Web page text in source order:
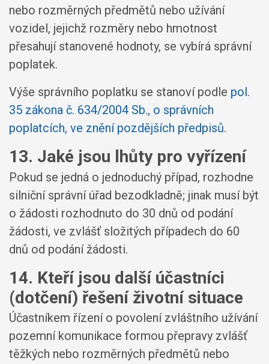
nebo rozměrných předmětů nebo užívání
vozidel, jejichž rozměry nebo hmotnost
přesahují stanovené hodnoty, se vybírá správní
poplatek.
Výše správního poplatku se stanoví podle pol.
35 zákona č. 634/2004 Sb., o správních
poplatcích, ve znění pozdějších předpisů.
13. Jaké jsou lhůty pro vyřízení
Pokud se jedná o jednoduchý případ, rozhodne
silniční správní úřad bezodkladně; jinak musí být
o žádosti rozhodnuto do 30 dnů od podání
žádosti, ve zvlášť složitých případech do 60
dnů od podání žádosti.
14. Kteří jsou další účastníci
(dotčení) řešení životní situace
Účastníkem řízení o povolení zvláštního užívání
pozemní komunikace formou přepravy zvlášť
těžkých nebo rozměrných předmětů nebo